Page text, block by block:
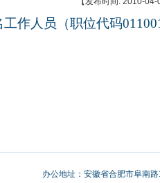
工作人员（职位代码
办公地址：安徽省合肥市阜南